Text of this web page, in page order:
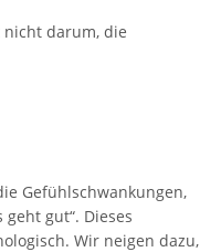
nicht darum, die
Gefühlschwankungen,
gut“. Dieses
Wir neigen dazu,